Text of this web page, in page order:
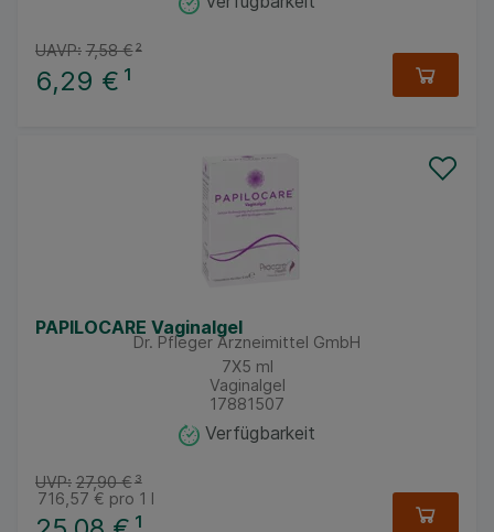
6,29 € ¹
UAVP: 7,58 €²
PAPILOCARE Vaginalgel
Dr. Pfleger Arzneimittel GmbH
7X5 ml
Vaginalgel
17881507
Verfügbarkeit
UVP: 27,90 €³
716,57 € pro 1 l